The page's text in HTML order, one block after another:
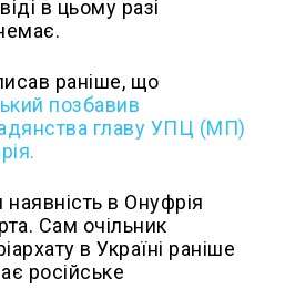
в цьому разі
раніше, що
позбавив
главу УПЦ (МП)
в Онуфрія
Сам очільник
в Україні раніше
російське